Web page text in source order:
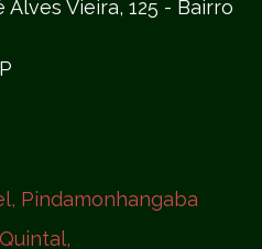
Vieira, 125 - Bairro
Pindamonhangaba